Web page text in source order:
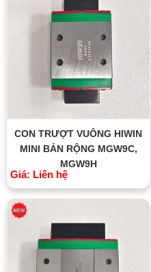
CON TRƯỢT VUÔNG HIWIN
MINI BẢN RỘNG MGW9C,
MGW9H
Giá: Liên hệ